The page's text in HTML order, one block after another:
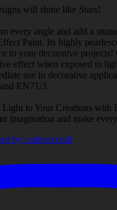
will shine like Stars!
every angle and add a
Paint. Its highly
to your decorative projects!
effect when exposed to
use in decorative
EN71/3.
Light to Your Creations with
imagination and make
by cadencecraft